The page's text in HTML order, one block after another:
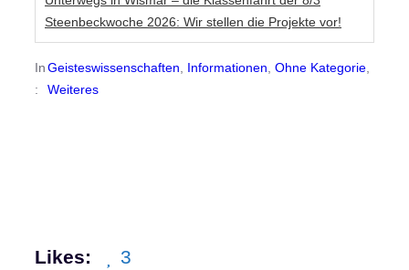
Steenbeckwoche 2026: Wir stellen die Projekte vor!
In
:
Geisteswissenschaften Informationen Ohne Kategorie
Weiteres
Likes: 3